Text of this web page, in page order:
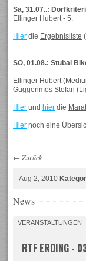
Sa, 31.07..:
Ellinger Hubert - 5.
Hier die Ergebnisliste
SO, 01.08.: Stubai
Ellinger Hubert
Guggenmos Stefan
Hier undhier die
Hier noch eine
← Zurück
Aug 2, 2010
News
VERANSTALTUNGEN
RTF ERDING -